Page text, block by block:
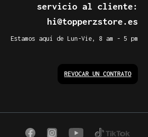
servicio al cliente:
hi@topperzstore.es
Estamos aquí de Lun-Vie, 8 am - 5 pm
REVOCAR UN CONTRATO